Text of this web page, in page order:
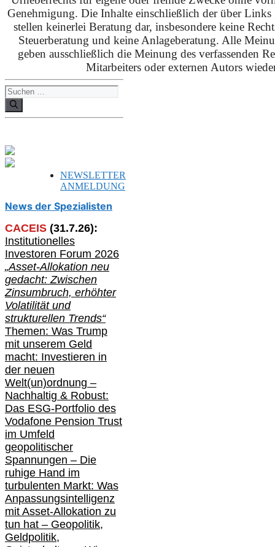
Genehmigung. Die Inhalte einschließlich der über Links
stellen keinerlei Beratung dar, insbesondere keine
Steuerberatung und keine Anlageberatung. Alle
geben ausschließlich die Meinung des verfassenden
Mitarbeiters oder externen Autors
Suchen
nach:
NEWSLETTER
ANMELDUNG
News der Spezialisten
CACEIS (31.7.26):
Institutionelles
Investoren Forum 2026
„Asset-Allokation neu
gedacht: Zwischen
Zinsumbruch, erhöhter
Volatilität und
strukturellen Trends“
Themen: Was Trump
mit unserem Geld
macht: Investieren in
der neuen
Welt(un)ordnung –
Nachhaltig & Robust:
Das ESG-Portfolio des
Vodafone Pension Trust
im Umfeld
geopolitischer
Spannungen – Die
ruhige Hand im
turbulenten Markt: Was
Anpassungsintelligenz
mit Asset-Allokation zu
tun hat – Geopolitik,
Geldpolitik,